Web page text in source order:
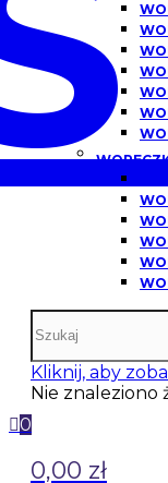
Kliknij, aby
Nie znaleziono
0
0,00 zł